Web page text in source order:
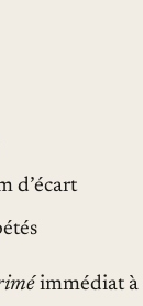
d’écart
immédiat à